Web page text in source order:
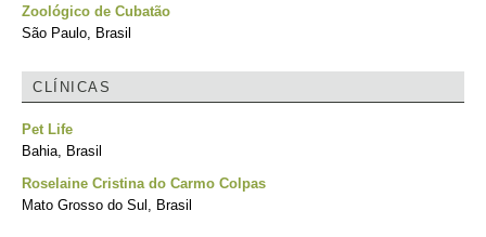
Zoológico de Cubatão
São Paulo, Brasil
CLÍNICAS
Pet Life
Bahia, Brasil
Roselaine Cristina do Carmo Colpas
Mato Grosso do Sul, Brasil